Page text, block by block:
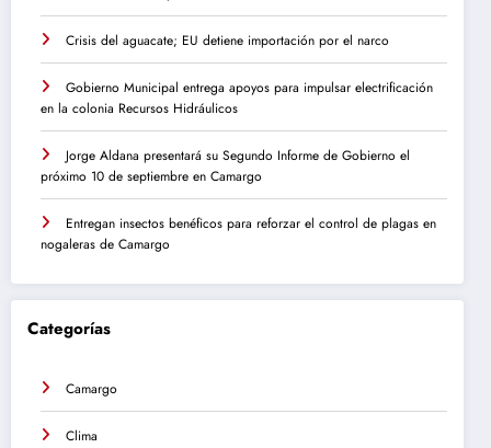
Crisis del aguacate; EU detiene importación por el narco
Gobierno Municipal entrega apoyos para impulsar electrificación
en la colonia Recursos Hidráulicos
Jorge Aldana presentará su Segundo Informe de Gobierno el
próximo 10 de septiembre en Camargo
Entregan insectos benéficos para reforzar el control de plagas en
nogaleras de Camargo
Categorías
Camargo
Clima